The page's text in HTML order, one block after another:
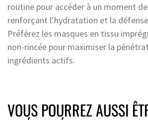
routine pour accéder à un moment
renforçant l’hydratation et la
Préférez les masques en tissu
non-rincée pour maximiser la
ingrédients actifs.
VOUS POURREZ AUSSI